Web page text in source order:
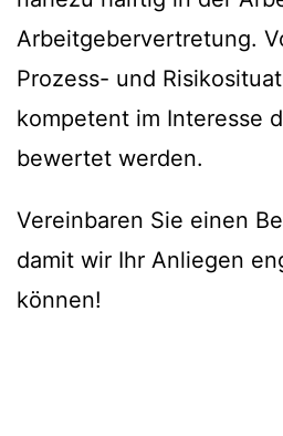
Arbeitgebervertretung.
Prozess- und
kompetent im Interesse
bewertet werden.
Vereinbaren Sie einen
damit wir Ihr Anliegen
können!